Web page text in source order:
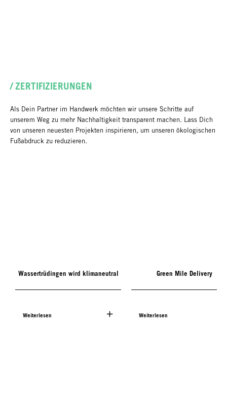
/ ZERTIFIZIERUNGEN
Als Dein Partner im Handwerk möchten wir unsere Schritte auf
unserem Weg zu mehr Nachhaltigkeit transparent machen. Lass Dich
von unseren neuesten Projekten inspirieren, um unseren ökologischen
Fußabdruck zu reduzieren.
Wassertrüdingen wird klimaneutral
Weiterlesen
Green Mile Delivery
Weiterlesen